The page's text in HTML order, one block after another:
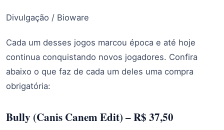
Divulgação / Bioware
Cada um desses jogos marcou época e até hoje
continua conquistando novos jogadores. Confira
abaixo o que faz de cada um deles uma compra
obrigatória:
Bully (Canis Canem Edit) – R$ 37,50